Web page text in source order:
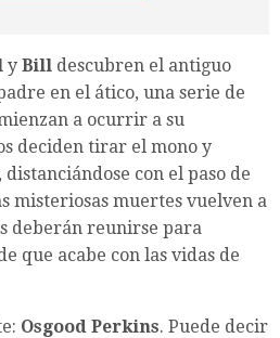
y Bill descubren el antiguo
en el ático, una serie de
a ocurrir a su
deciden tirar el mono y
con el paso de
misteriosas muertes vuelven a
deberán reunirse para
que acabe con las vidas de
Osgood Perkins. Puede decir